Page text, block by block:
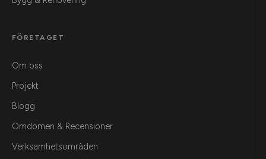
FÖRETAGET
Om oss
Projekt
Blogg
Omdömen & Recensioner
Verksamhetsområden